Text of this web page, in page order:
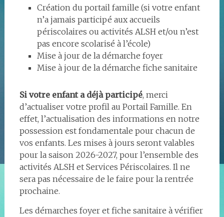
Création du portail famille (si votre enfant
n’a jamais participé aux accueils
périscolaires ou activités ALSH et/ou n’est
pas encore scolarisé à l’école)
Mise à jour de la démarche foyer
Mise à jour de la démarche fiche sanitaire
Si votre enfant a déjà participé, merci
d’actualiser votre profil au Portail Famille. En
effet, l’actualisation des informations en notre
possession est fondamentale pour chacun de
vos enfants. Les mises à jours seront valables
pour la saison 2026-2027, pour l’ensemble des
activités ALSH et Services Périscolaires. Il ne
sera pas nécessaire de le faire pour la rentrée
prochaine.
Les démarches foyer et fiche sanitaire à vérifier